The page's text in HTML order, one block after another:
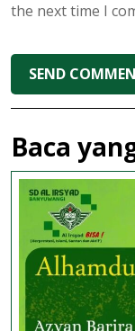
the next time I
Baca